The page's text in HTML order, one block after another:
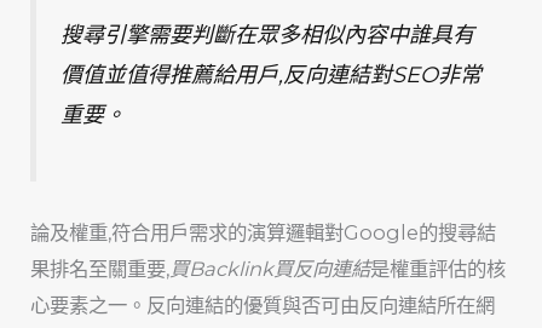
搜尋引擎需要判斷在眾多相似內容中誰具有
價值並值得推薦給用戶,反向連結對SEO非常
重要。
論及權重,符合用戶需求的演算邏輯對Google的搜尋結
果排名至關重要,買Backlink買反向連結是權重評估的核
心要素之一。反向連結的優質與否可由反向連結所在網